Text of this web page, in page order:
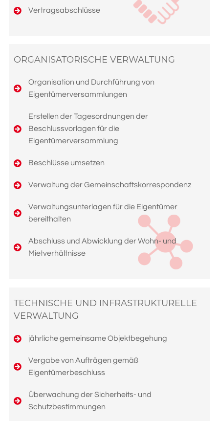
Vertragsabschlüsse
ORGANISATORISCHE VERWALTUNG
Organisation und Durchführung von
Eigentümerversammlungen
Erstellen der Tagesordnungen der
Beschlussvorlagen für die
Eigentümerversammlung
Beschlüsse umsetzen
Verwaltung der Gemeinschaftskorrespondenz
Verwaltungsunterlagen für die Eigentümer
bereithalten
Abschluss und Abwicklung der Wohn- und
Mietverhältnisse
TECHNISCHE UND INFRASTRUKTURELLE
VERWALTUNG
jährliche gemeinsame Objektbegehung
Vergabe von Aufträgen gemäß
Eigentümerbeschluss
Überwachung der Sicherheits- und
Schutzbestimmungen